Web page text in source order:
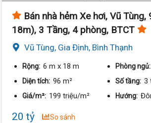
Bán nhà hẻm Xe hơi, Vũ Tùng,
18m), 3 Tầng, 4 phòng, BTCT
Vũ Tùng, Gia Định, Bình Thạnh
Rộng: 6 m x 18 m Phòng ngủ:
Diện tích: 96 m² Số tầng: 3
Giá/m²: 199 triệu/m² Hướng:
20 tỷ So sánh